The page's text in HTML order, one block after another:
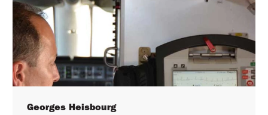
Georges Heisbourg